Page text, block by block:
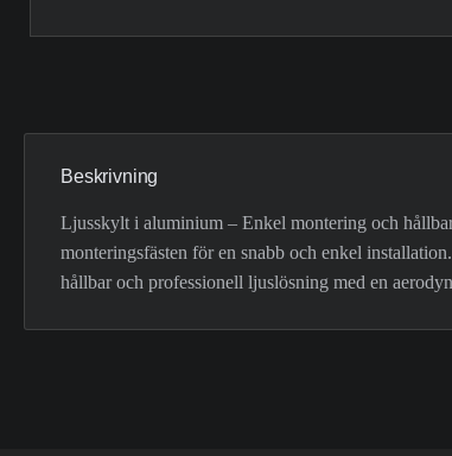
Beskrivning
Ljusskylt i aluminium – Enkel montering och
monteringsfästen för en snabb och enkel
hållbar och professionell ljuslösning med en